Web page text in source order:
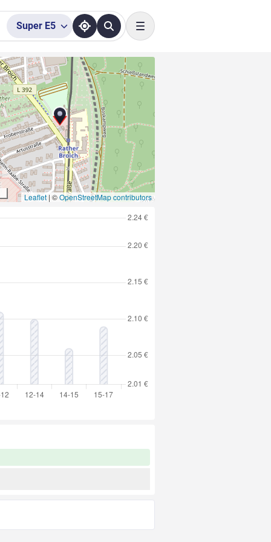
Super E5
Toggle navigation
Leaflet | ©OpenStreetMap contributors